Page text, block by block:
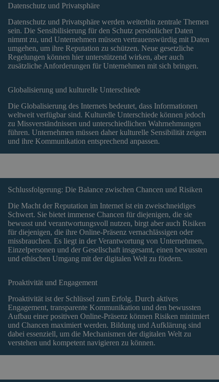
Datenschutz und Privatsphäre
Datenschutz und Privatsphäre werden weiterhin zentrale Themen
sein. Die Sensibilisierung für den Schutz persönlicher Daten
nimmt zu, und Unternehmen müssen vertrauenswürdig mit Daten
umgehen, um ihre Reputation zu schützen. Neue gesetzliche
Regelungen können hier unterstützend wirken, aber auch
zusätzliche Anforderungen für Unternehmen mit sich bringen.
Globalisierung und kulturelle Unterschiede
Die Globalisierung des Internets bedeutet, dass Informationen
weltweit verfügbar sind. Kulturelle Unterschiede können jedoch
zu Missverständnissen und unterschiedlichen Wahrnehmungen
führen. Unternehmen müssen daher kulturelle Sensibilität zeigen
und ihre Kommunikation entsprechend anpassen.
Schlussfolgerung: Die Balance zwischen Chancen und Risiken
Die Macht der Reputation im Internet ist ein zweischneidiges
Schwert. Sie bietet immense Chancen für diejenigen, die sie
bewusst und verantwortungsvoll nutzen, birgt aber auch Risiken
für diejenigen, die ihre Online-Präsenz vernachlässigen oder
missbrauchen. Es liegt in der Verantwortung von Unternehmen,
Einzelpersonen und der Gesellschaft insgesamt, einen bewussten
und ethischen Umgang mit der digitalen Welt zu fördern.
Proaktivität und Engagement
Proaktivität ist der Schlüssel zum Erfolg. Durch aktives
Engagement, transparente Kommunikation und den bewussten
Aufbau einer positiven Online-Präsenz können Risiken minimiert
und Chancen maximiert werden. Bildung und Aufklärung sind
dabei essenziell, um die Mechanismen der digitalen Welt zu
verstehen und kompetent navigieren zu können.